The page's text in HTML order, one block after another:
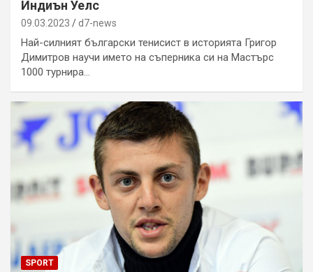
Индиън Уелс
09.03.2023 d7-news
Най-силният български тенисист в историята Григор
Димитров научи името на съперника си на Мастърс
1000 турнира…
SPORT